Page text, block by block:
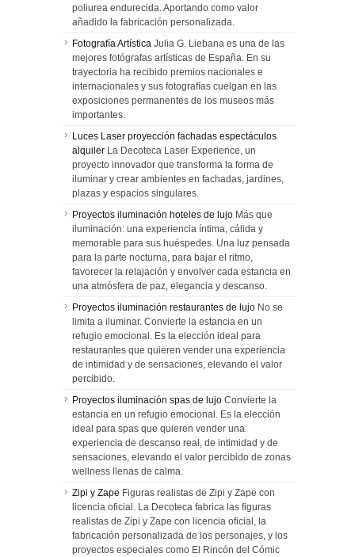
poliurea endurecida. Aportando como valor
añadido la fabricación personalizada.
Fotografía Artística Julia G. Liebana es una de las
mejores fotógrafas artísticas de España. En su
trayectoria ha recibido premios nacionales e
internacionales y sus fotografías cuelgan en las
exposiciones permanentes de los museos más
importantes.
Luces Laser proyección fachadas espectáculos
alquiler La Decoteca Laser Experience, un
proyecto innovador que transforma la forma de
iluminar y crear ambientes en fachadas, jardines,
plazas y espacios singulares.
Proyectos iluminación hoteles de lujo Más que
iluminación: una experiencia íntima, cálida y
memorable para sus huéspedes. Una luz pensada
para la parte nocturna, para bajar el ritmo,
favorecer la relajación y envolver cada estancia en
una atmósfera de paz, elegancia y descanso.
Proyectos iluminación restaurantes de lujo No se
limita a iluminar. Convierte la estancia en un
refugio emocional. Es la elección ideal para
restaurantes que quieren vender una experiencia
de intimidad y de sensaciones, elevando el valor
percibido.
Proyectos iluminación spas de lujo Convierte la
estancia en un refugio emocional. Es la elección
ideal para spas que quieren vender una
experiencia de descanso real, de intimidad y de
sensaciones, elevando el valor percibido de zonas
wellness llenas de calma.
Zipi y Zape Figuras realistas de Zipi y Zape con
licencia oficial. La Decoteca fabrica las figuras
realistas de Zipi y Zape con licencia oficial, la
fabricación personalizada de los personajes, y los
proyectos especiales como El Rincón del Cómic